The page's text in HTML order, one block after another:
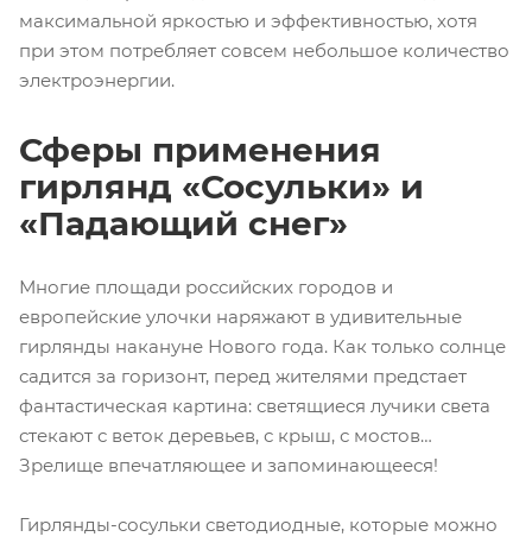
максимальной яркостью и эффективностью, хотя
при этом потребляет совсем небольшое количество
электроэнергии.
Сферы применения
гирлянд «Сосульки» и
«Падающий снег»
Многие площади российских городов и
европейские улочки наряжают в удивительные
гирлянды накануне Нового года. Как только солнце
садится за горизонт, перед жителями предстает
фантастическая картина: светящиеся лучики света
стекают с веток деревьев, с крыш, с мостов…
Зрелище впечатляющее и запоминающееся!
Гирлянды-сосульки светодиодные, которые можно